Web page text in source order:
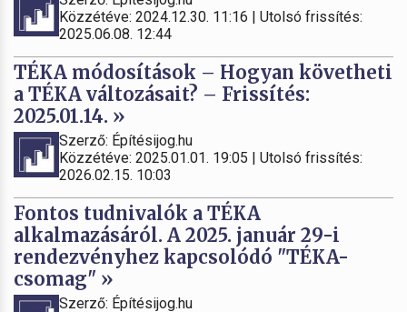
Közzétéve: 2024.12.30. 11:16 | Utolsó frissítés:
2025.06.08. 12:44
TÉKA módosítások – Hogyan követheti
a TÉKA változásait? – Frissítés:
2025.01.14. »
Szerző: Építésijog.hu
Közzétéve: 2025.01.01. 19:05 | Utolsó frissítés:
2026.02.15. 10:03
Fontos tudnivalók a TÉKA
alkalmazásáról. A 2025. január 29-i
rendezvényhez kapcsolódó "TÉKA-
csomag" »
Szerző: Építésijog.hu